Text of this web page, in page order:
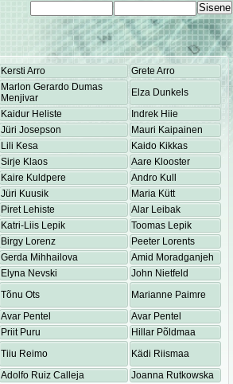
Kersti Arro
Grete Arro
Marlon Gerardo Dumas
Menjivar
Elza Dunkels
Kaidur Heliste
Indrek Hiie
Jüri Josepson
Mauri Kaipainen
Lili Kesa
Kaido Kikkas
Sirje Klaos
Aare Klooster
Kaire Kuldpere
Andro Kull
Jüri Kuusik
Maria Kütt
Piret Lehiste
Alar Leibak
Katri-Liis Lepik
Toomas Lepik
Birgy Lorenz
Peeter Lorents
Gerda Mihhailova
Amid Moradganjeh
Elyna Nevski
John Nietfeld
Tõnu Ots
Marianne Paimre
Avar Pentel
Avar Pentel
Priit Puru
Hillar Põldmaa
Tiiu Reimo
Kädi Riismaa
Adolfo Ruiz Calleja
Joanna Rutkowska